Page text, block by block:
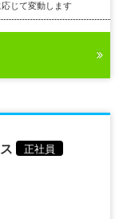
じて変動します
正社員